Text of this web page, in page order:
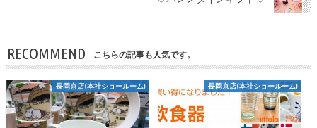
RECOMMEND こちらの記事も人気です。
長岡京店(本社ショールーム) 長岡京店(本社ショールーム)